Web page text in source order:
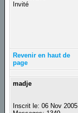
Invité
Revenir en haut de
page
madje
Inscrit le: 06 Nov 2005